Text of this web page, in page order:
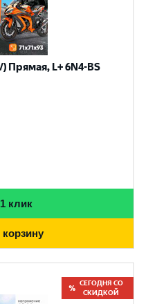
Прямая, L+ 6N4-BS
клик
СЕГОДНЯ СО
СКИДКОЙ